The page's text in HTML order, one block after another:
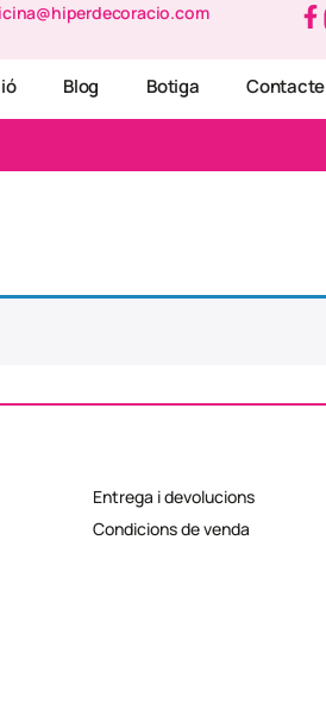
Blog Botiga Contacte
Entrega i devolucions
Condicions de venda